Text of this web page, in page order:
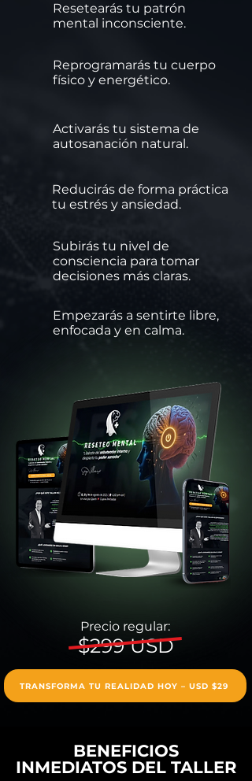
Resetearás tu patrón
mental inconsciente.
Reprogramarás tu cuerpo
físico y energético.
Activarás tu sistema de
autosanación natural.
Reducirás de forma práctica
tu estrés y ansiedad.
Subirás tu nivel de
consciencia para tomar
decisiones más claras.
Empezarás a sentirte libre,
enfocada y en calma.
TRANSFORMA TU REALIDAD HOY – USD $29
Precio regular:
$299 USD
BENEFICIOS
INMEDIATOS DEL TALLER